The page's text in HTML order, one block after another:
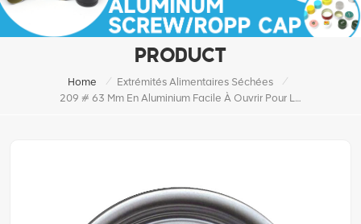
PRODUCT
Home / Extrémités Alimentaires Séchées
/
209 # 63 Mm En Aluminium Facile À Ouvrir Pour Les Aliments Séchés